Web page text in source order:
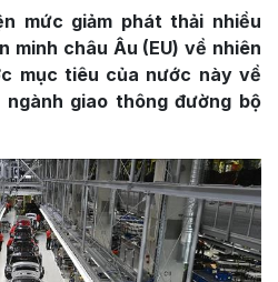
mức giảm phát thải nhiều
minh châu Âu (EU) về nhiên
mục tiêu của nước này về
giao thông đường bộ